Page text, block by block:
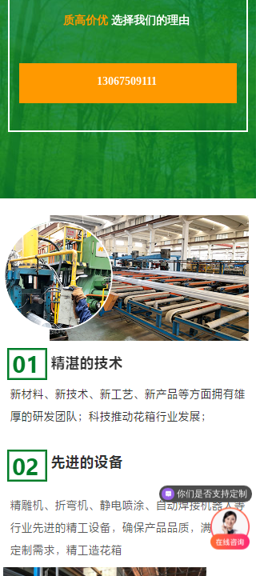
质高价优选择我们的理由
13067509111
你们是否支持定制